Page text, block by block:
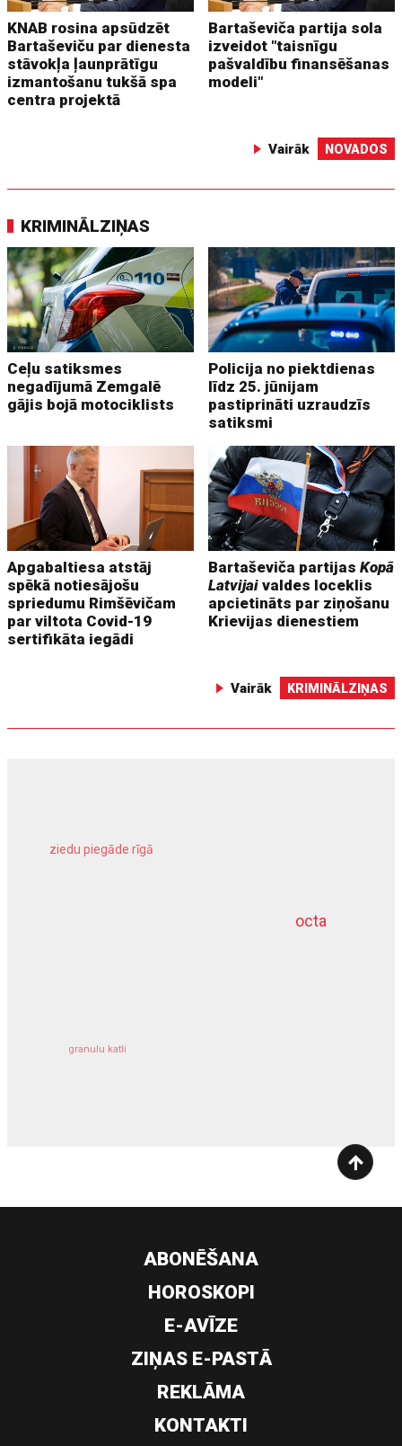
KNAB rosina apsūdzēt
Bartaševiču par dienesta
stāvokļa ļaunprātīgu
izmantošanu tukšā spa
centra projektā
Bartaševiča partija sola
izveidot "taisnīgu
pašvaldību finansēšanas
modeli"
Vairāk NOVADOS
KRIMINĀLZIŅAS
Ceļu satiksmes
negadījumā Zemgalē
gājis bojā motociklists
Policija no piektdienas
līdz 25. jūnijam
pastiprināti uzraudzīs
satiksmi
Apgabaltiesa atstāj
spēkā notiesājošu
spriedumu Rimšēvičam
par viltota Covid-19
sertifikāta iegādi
Bartaševiča partijasKopā
Latvijai valdes loceklis
apcietināts par ziņošanu
Krievijas dienestiem
Vairāk KRIMINĀLZIŅAS
octa
ziedu piegāde rīgā
granulu katli
dziļurbums
ABONĒŠANA
HOROSKOPI
E-AVĪZE
ZIŅAS E-PASTĀ
REKLĀMA
KONTAKTI